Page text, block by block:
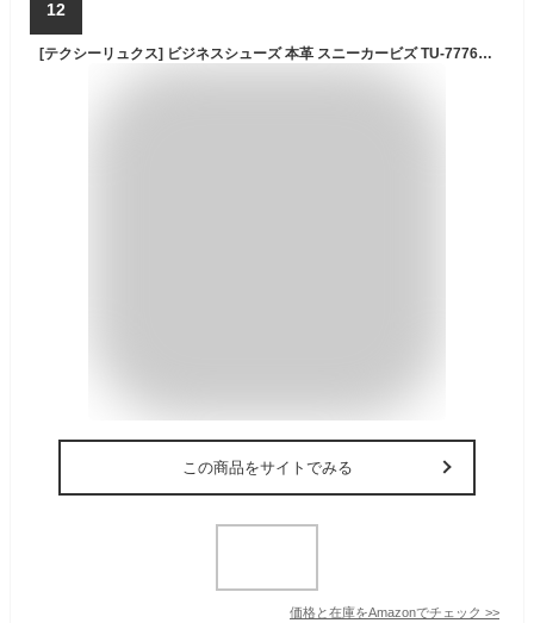
12
[テクシーリュクス] ビジネスシューズ 本革 スニーカービズ TU-7776 メンズ ブラック 25.0 cm 3E
この商品をサイトでみる
価格と在庫をAmazonでチェック >>